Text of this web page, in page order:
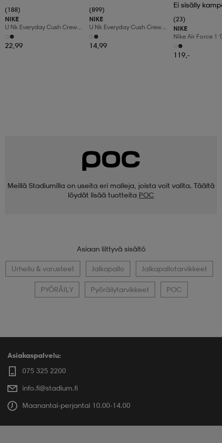
(188)
NIKE
U Nk Everyday Cush Crew
6pr-Bd
22,99
(899)
NIKE
U Nk Everyday Cush Crew
3pr
14,99
Ei sisälly
(23)
NIKE
Nike Air Force 1
Shoes
119,-
Meillä Stadiumilla on useita eri malleja, joista voit valita. Täältä
löydät lisää tuotteita POC
Asiaan liittyvä sisältö
Urheilu & varusteet Jalkapallo Jalkapallotarvikkeet
PYÖRÄILY Pyöräilytarvikkeet POC
Asiakaspalvelu:
075 325 2200
info.fi@stadium.fi
Maanantai-perjantai 10.00-14.00